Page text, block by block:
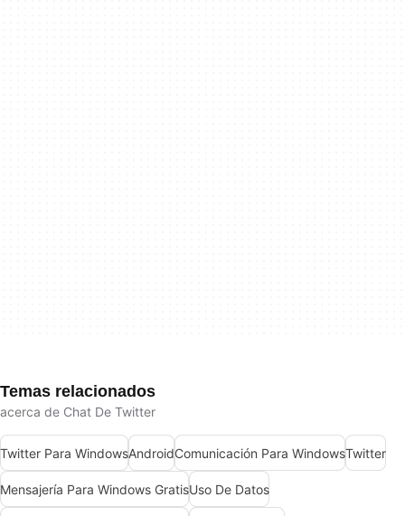
Temas relacionados
acerca de Chat De Twitter
Twitter Para WindowsAndroidComunicación Para WindowsTwitter
Mensajería Para Windows GratisUso De Datos